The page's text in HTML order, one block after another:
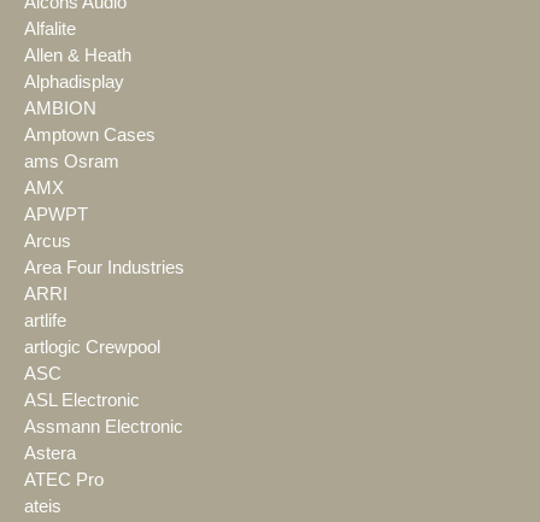
Alfalite
Allen & Heath
Alphadisplay
AMBION
Amptown Cases
ams Osram
AMX
APWPT
Arcus
Area Four Industries
ARRI
artlife
artlogic Crewpool
ASC
ASL Electronic
Assmann Electronic
Astera
ATEC Pro
ateis